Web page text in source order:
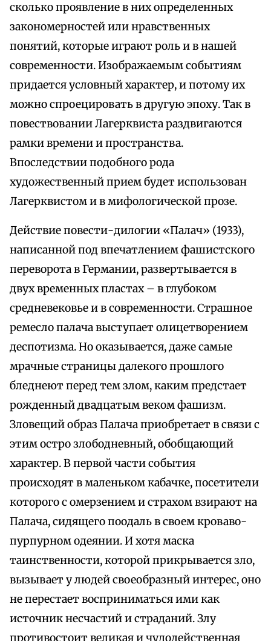
сколько проявление в них определенных
закономерностей или нравственных
понятий, которые играют роль и в нашей
современности. Изображаемым событиям
придается условный характер, и потому их
можно спроецировать в другую эпоху. Так в
повествовании Лагерквиста раздвигаются
рамки времени и пространства.
Впоследствии подобного рода
художественный прием будет использован
Лагерквистом и в мифологической прозе.
Действие повести-дилогии «Палач» (1933),
написанной под впечатлением фашистского
переворота в Германии, развертывается в
двух временных пластах – в глубоком
средневековье и в современности. Страшное
ремесло палача выступает олицетворением
деспотизма. Но оказывается, даже самые
мрачные страницы далекого прошлого
бледнеют перед тем злом, каким предстает
рожденный двадцатым веком фашизм.
Зловещий образ Палача приобретает в связи с
этим остро злободневный, обобщающий
характер. В первой части события
происходят в маленьком кабачке, посетители
которого с омерзением и страхом взирают на
Палача, сидящего поодаль в своем кроваво-
пурпурном одеянии. И хотя маска
таинственности, которой прикрывается зло,
вызывает у людей своеобразный интерес, оно
не перестает восприниматься ими как
источник несчастий и страданий. Злу
противостоит великая и чудодейственная